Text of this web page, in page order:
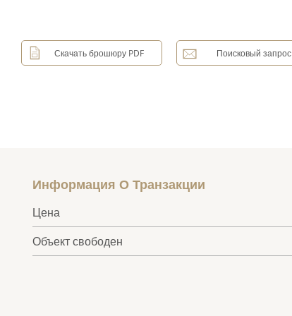
Скачать брошюру PDF Поисковый запрос
Информация О Транзакции
Цена
Объект свободен